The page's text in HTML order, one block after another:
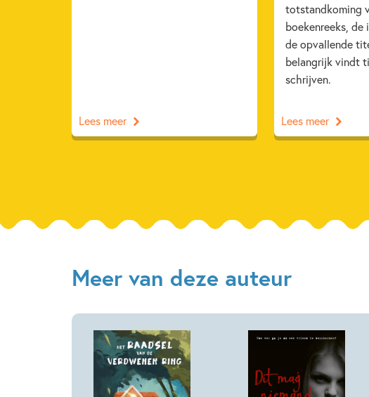
Lees meer
totstandkoming
boekenreeks,
de opvallende
belangrijk vindt
schrijven.
Lees meer
Meer van deze auteur